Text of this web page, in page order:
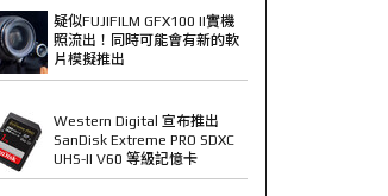
疑似FUJIFILM GFX100 II實機
照流出！同時可能會有新的軟
片模擬推出
Western Digital 宣布推出
SanDisk Extreme PRO SDXC
UHS-II V60 等級記憶卡